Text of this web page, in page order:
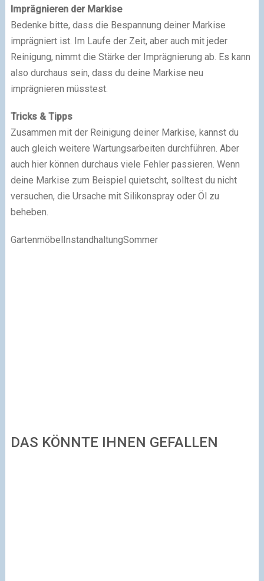
Imprägnieren der Markise
Bedenke bitte, dass die Bespannung deiner Markise
imprägniert ist. Im Laufe der Zeit, aber auch mit jeder
Reinigung, nimmt die Stärke der Imprägnierung ab. Es kann
also durchaus sein, dass du deine Markise neu
imprägnieren müsstest.
Tricks & Tipps
Zusammen mit der Reinigung deiner Markise, kannst du
auch gleich weitere Wartungsarbeiten durchführen. Aber
auch hier können durchaus viele Fehler passieren. Wenn
deine Markise zum Beispiel quietscht, solltest du nicht
versuchen, die Ursache mit Silikonspray oder Öl zu
beheben.
GartenmöbelInstandhaltungSommer
DAS KÖNNTE IHNEN GEFALLEN